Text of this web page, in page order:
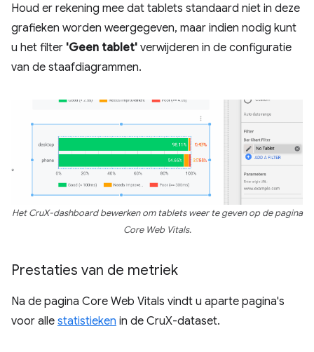
Houd er rekening mee dat tablets standaard niet in deze
grafieken worden weergegeven, maar indien nodig kunt
u het filter 'Geen tablet' verwijderen in de configuratie
van de staafdiagrammen.
Het CruX-dashboard bewerken om tablets weer te geven op de pagina
Core Web Vitals.
Prestaties van de metriek
Na de pagina Core Web Vitals vindt u aparte pagina's
voor alle statistieken in de CruX-dataset.